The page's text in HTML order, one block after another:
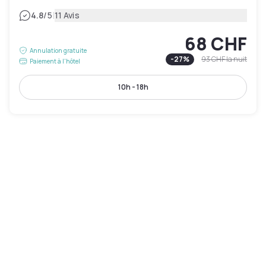
4.8/5|11 Avis
Annulation gratuite
Paiement à l'hôtel
68 CHF
-27% 93 CHFla nuit
10h - 18h